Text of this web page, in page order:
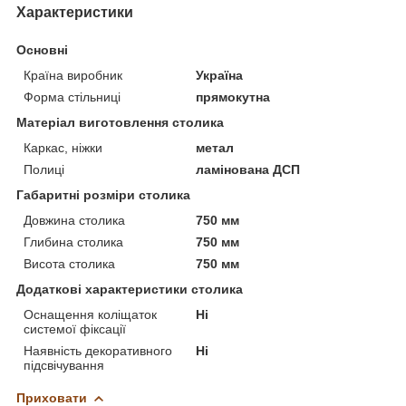
Характеристики
Основні
Країна виробник
Україна
Форма стільниці
прямокутна
Матеріал виготовлення столика
Каркас, ніжки
метал
Полиці
ламінована ДСП
Габаритні розміри столика
Довжина столика
750 мм
Глибина столика
750 мм
Висота столика
750 мм
Додаткові характеристики столика
Оснащення коліщаток
системої фіксації
Ні
Наявність декоративного
підсвічування
Ні
Приховати